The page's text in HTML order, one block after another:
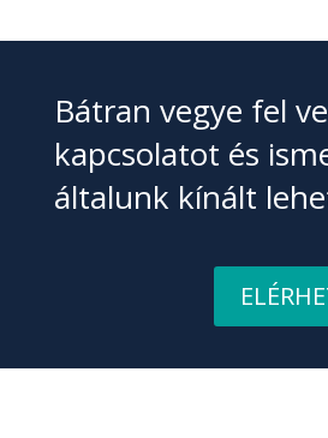
Bátran vegye fel
kapcsolatot és
általunk kínált